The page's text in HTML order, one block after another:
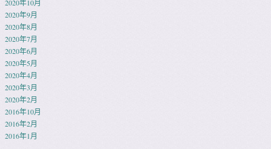
2020年10月
2020年9月
2020年8月
2020年7月
2020年6月
2020年5月
2020年4月
2020年3月
2020年2月
2016年10月
2016年2月
2016年1月